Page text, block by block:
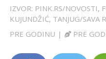
IZVOR: PINK.RS/NOVOSTI,
KUJUNDŽIĆ, TANJUG/SAVA
PRE GODINU | PRE